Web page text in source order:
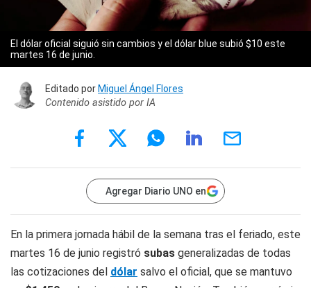
El dólar oficial siguió sin cambios y el dólar blue subió $10 este
martes 16 de junio.
Editado por Miguel Ángel Flores
Contenido asistido por IA
Agregar Diario UNO en
En la primera jornada hábil de la semana tras el feriado, este
martes 16 de junio registró subas generalizadas de todas
las cotizaciones del dólar salvo el oficial, que se mantuvo